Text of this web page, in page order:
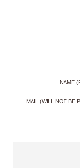
NAME
MAIL (WILL NOT BE